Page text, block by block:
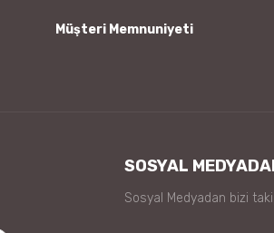
Müşteri Memnuniyeti
SOSYAL
Sosyal Medyadan bizi